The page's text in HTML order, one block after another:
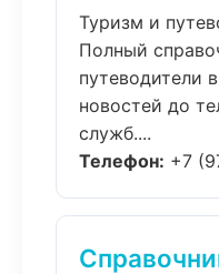
Туризм и
Полный
путеводители
новостей до
служб....
Телефон: +7